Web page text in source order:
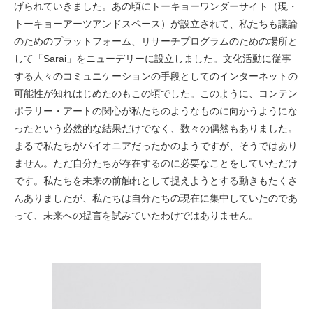
げられていきました。あの頃にトーキョーワンダーサイト（現・
トーキョーアーツアンドスペース）が設立されて、私たちも議論
のためのプラットフォーム、リサーチプログラムのための場所と
して「Sarai」をニューデリーに設立しました。文化活動に従事
する人々のコミュニケーションの手段としてのインターネットの
可能性が知れはじめたのもこの頃でした。このように、コンテン
ポラリー・アートの関心が私たちのようなものに向かうようにな
ったという必然的な結果だけでなく、数々の偶然もありました。
まるで私たちがパイオニアだったかのようですが、そうではあり
ません。ただ自分たちが存在するのに必要なことをしていただけ
です。私たちを未来の前触れとして捉えようとする動きもたくさ
んありましたが、私たちは自分たちの現在に集中していたのであ
って、未来への提言を試みていたわけではありません。